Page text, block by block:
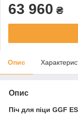
63 960 ₴
Опис
Опис
Піч для піци GGF